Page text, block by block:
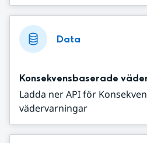
Data
Konsekvensbaserade
Ladda ner API för
vädervarningar